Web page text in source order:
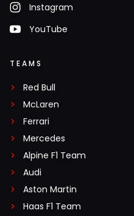
Instagram
YouTube
TEAMS
Red Bull
McLaren
Ferrari
Mercedes
Alpine F1 Team
Audi
Aston Martin
Haas F1 Team